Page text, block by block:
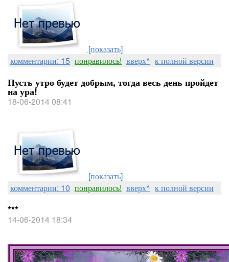
[показать]
комментарии: 15 понравилось! вверх^ к полной версии
Пусть утро будет добрым, тогда весь день пройдет
на ура!
18-06-2014 08:41
[показать]
комментарии: 10 понравилось! вверх^ к полной версии
***
14-06-2014 18:34